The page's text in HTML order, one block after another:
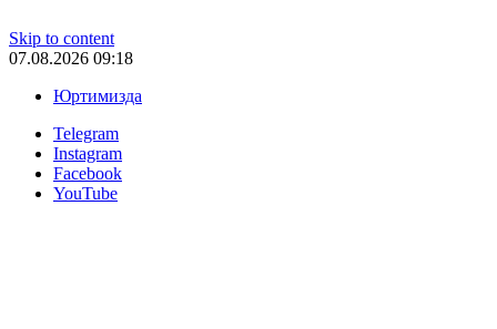
Skip to content
07.08.2026 09:18
Юртимизда
Telegram
Instagram
Facebook
YouTube